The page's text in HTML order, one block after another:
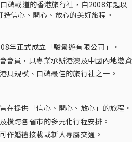
碑載道的香港旅行社，自2008年起
信心、開心、放心的美好旅程。
年正式成立「駿景遊有限公司」。
會員，具專業承辦港澳及中國內地遊資
具規模、口碑最佳的旅行社之一。
在提供「信心、開心、放心」的旅程。
橫跨各省市的多元化行程安排。
作婚禮接載或新人專屬交通。